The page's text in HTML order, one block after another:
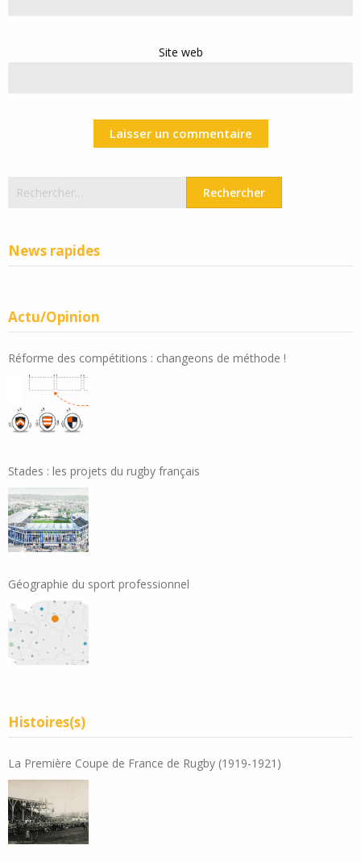
Site web
Rechercher :
News rapides
Actu/Opinion
Réforme des compétitions : changeons de méthode !
Stades : les projets du rugby français
Géographie du sport professionnel
Histoires(s)
La Première Coupe de France de Rugby (1919-1921)